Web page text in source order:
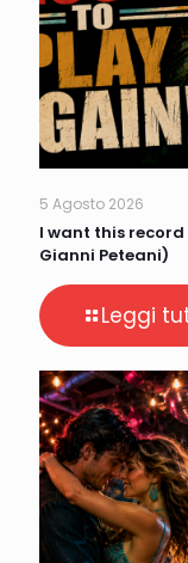
5 Agosto 2026
I want this
Gianni Peteani)
Leggi